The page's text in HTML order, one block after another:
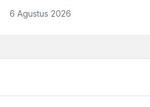
6 Agustus 2026